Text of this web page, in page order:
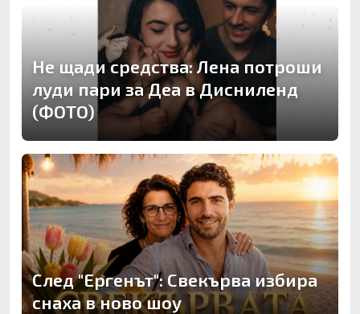
Не щади средства: Лена потроши
луди пари за Деа в Дисниленд
(ФОТО)
След "Ергенът": Свекърва избира
снаха в ново шоу